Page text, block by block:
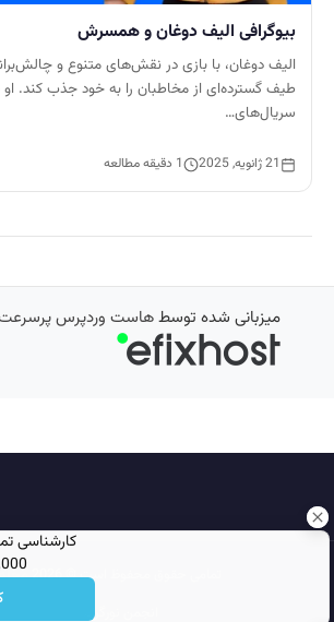
کارشناسی
بیوگرافی الیف دوغان و همسرش
الیف دوغان، با بازی در نقش‌های متنوع و
طیف گسترده‌ای از مخاطبان را به خود جذب کند. او
سریال‌های…
21 ژانویه, 2025 1 دقیقه مطالعه
میزبانی شده توسطهاست وردپرس
تمامی حقوق محفوظ است © 2026
انجمن نورگرام